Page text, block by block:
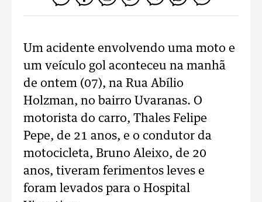
Um acidente envolvendo uma moto e
um veículo gol aconteceu na manhã
de ontem (07), na Rua Abílio
Holzman, no bairro Uvaranas. O
motorista do carro, Thales Felipe
Pepe, de 21 anos, e o condutor da
motocicleta, Bruno Aleixo, de 20
anos, tiveram ferimentos leves e
foram levados para o Hospital